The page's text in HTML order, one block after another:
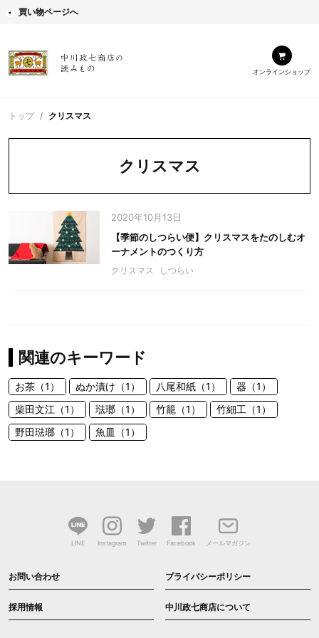
買い物ページへ
オンラインショップ
トップ クリスマス
クリスマス
2020年10月13日
【季節のしつらい便】クリスマスをたのしむオ
ーナメントのつくり方
クリスマス しつらい
関連のキーワード
お茶（1） ぬか漬け（1） 八尾和紙（1）
器（1）
柴田文江（1）
琺瑯（1） 竹籠（1）
竹細工（1）
野田琺瑯（1）
魚皿（1）
LINE Instagram Twitter Facebook メールマガジン
お問い合わせ プライバシーポリシー
採用情報 中川政七商店について